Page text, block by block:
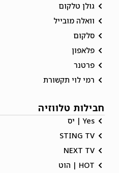
גולן טלקום
וואלה מובייל
סלקום
פלאפון
פרטנר
רמי לוי תקשורת
חבילות טלווזיה
Yes | יס
STING TV
NEXT TV
HOT | הוט